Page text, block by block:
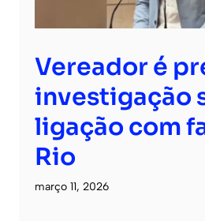
Vereador é
investigação
ligação com
Rio
março 11, 2026